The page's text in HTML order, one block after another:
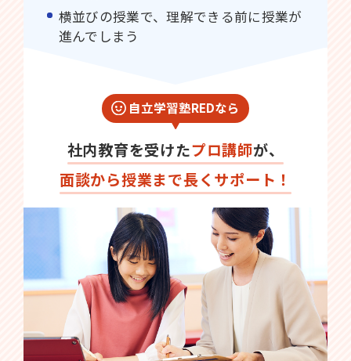
横並びの授業で、理解できる前に授業が
進んでしまう
自立学習塾REDなら
社内教育を受けたプロ講師が、
面談から授業まで長くサポート！